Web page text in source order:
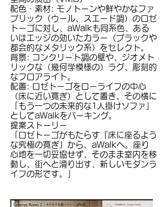
配色・素材: モノトーンや鮮やかなファ
ブリック（ウール、スエード調）のロゼ
トーゴに対し、aWalkも同系色、ある
いはエッジの効いたカラー（ブラックや
都会的なメタリック系）をセレクト。
背景: コンクリート調の壁や、ジオメト
リックな（幾何学模様の）ラグ、彫刻的
なフロアライト。
配置: ロゼトーゴをローライフの中心
（床に近い寛ぎ）として置き、その横に
「もう一つの未来的な1人掛けソファ」
としてaWalkをパーキング。
提案ストーリー
「ロゼトーゴがもたらす『床に座るよう
な究極の寛ぎ』から、aWalkへ。座り
心地を一切妥協せず、そのまま室内を移
動し、街へと滑り出す、新しいモダンラ
イフの形です。」